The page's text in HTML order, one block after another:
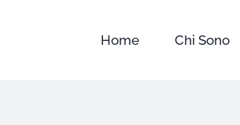
Home Chi Sono